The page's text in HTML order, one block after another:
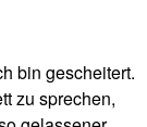
bin gescheitert.
zu sprechen,